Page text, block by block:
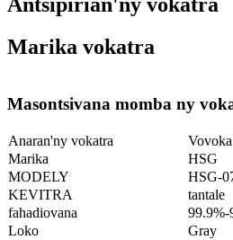
Marika vokatra
Masontsivana momba ny
Anaran'ny vokatra
Marika
HSG
MODELY
HSG-
KEVITRA
tantale
fahadiovana
99.9%-
Loko
Gray